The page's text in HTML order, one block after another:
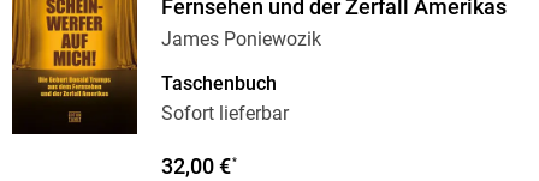
Fernsehen und der Zerfall Amerikas
James Poniewozik
Taschenbuch
Sofort lieferbar
32,00 €*